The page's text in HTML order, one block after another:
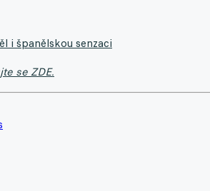
i španělskou senzaci
se ZDE.